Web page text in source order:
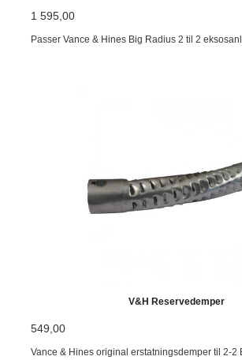
1 595,00
Passer Vance & Hines Big Radius 2 til 2
V&H Reservedemper
549,00
Vance & Hines original erstatningsdemper til 2-2